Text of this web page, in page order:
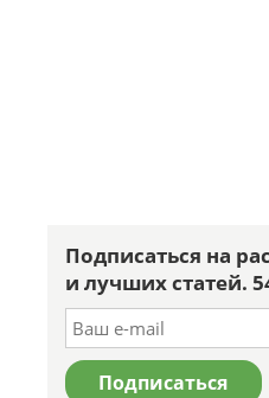
Подписаться на
и лучших статей.